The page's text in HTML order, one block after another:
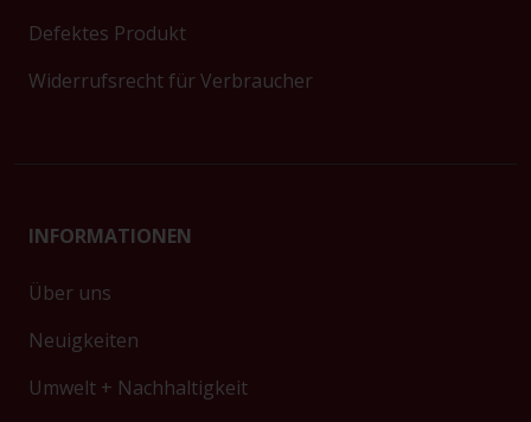
Defektes Produkt
Widerrufsrecht für Verbraucher
INFORMATIONEN
Über uns
Neuigkeiten
Umwelt + Nachhaltigkeit